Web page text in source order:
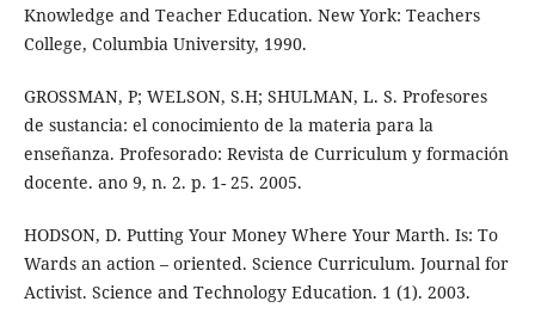
Knowledge and Teacher Education. New York: Teachers
College, Columbia University, 1990.
GROSSMAN, P; WELSON, S.H; SHULMAN, L. S. Profesores
de sustancia: el conocimiento de la materia para la
enseñanza. Profesorado: Revista de Curriculum y formación
docente. ano 9, n. 2. p. 1- 25. 2005.
HODSON, D. Putting Your Money Where Your Marth. Is: To
Wards an action – oriented. Science Curriculum. Journal for
Activist. Science and Technology Education. 1 (1). 2003.